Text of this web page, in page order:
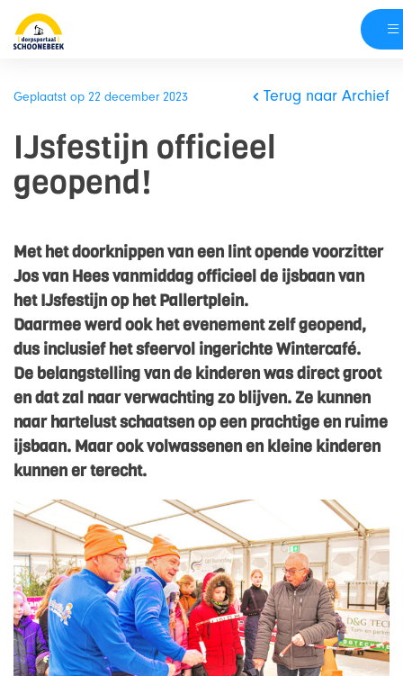
naarGeplaatst op 22 december 2023 Terug naar Archief
IJsfestijn officieel
geopend!
Met het doorknippen van een lint opende voorzitter
Jos van Hees vanmiddag officieel de ijsbaan van
het IJsfestijn op het Pallertplein.
Daarmee werd ook het evenement zelf geopend,
dus inclusief het sfeervol ingerichte Wintercafé.
De belangstelling van de kinderen was direct groot
en dat zal naar verwachting zo blijven. Ze kunnen
naar hartelust schaatsen op een prachtige en ruime
ijsbaan. Maar ook volwassenen en kleine kinderen
kunnen er terecht.